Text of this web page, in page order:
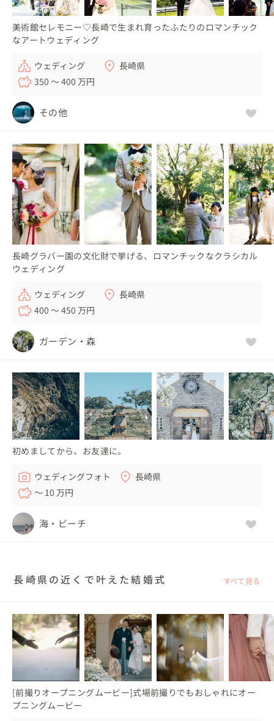
美術館セレモニー♡長崎で生まれ育ったふたりのロマンチック
なアートウェディング
ウェディング
長崎県
350 〜 400 万円
その他
長崎グラバー園の文化財で挙げる、ロマンチックなクラシカル
ウェディング
ウェディング
長崎県
400 〜 450 万円
ガーデン・森
初めましてから、お友達に。
ウェディングフォト
長崎県
〜 10 万円
海・ビーチ
長崎県の近くで叶えた結婚式 すべて見る
[前撮りオープニングムービー]式場前撮りでもおしゃれにオー
プニングムービー